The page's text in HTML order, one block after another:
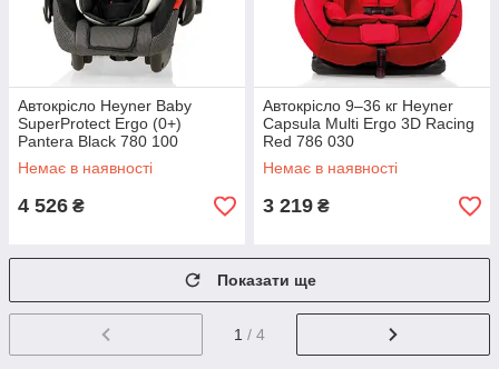
Автокрісло Heyner Baby
SuperProtect Ergo (0+)
Pantera Black 780 100
Немає в наявності
4 526 ₴
Автокрісло 9–36 кг Heyner
Capsula Multi Ergo 3D Racing
Red 786 030
Немає в наявності
3 219 ₴
Показати ще
1 / 4